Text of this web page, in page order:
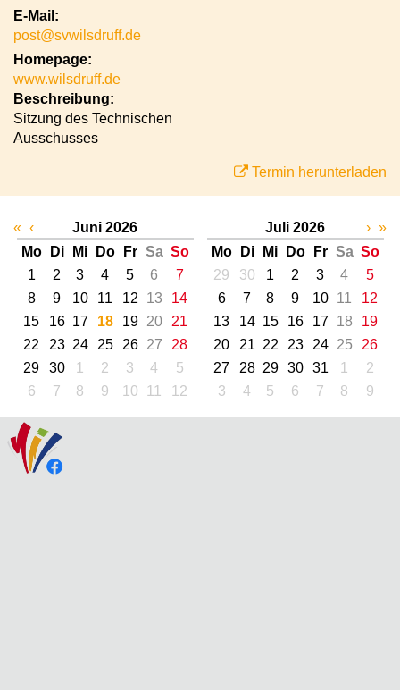
E-Mail:
post@svwilsdruff.de
Homepage:
www.wilsdruff.de
Beschreibung:
Sitzung des Technischen
Ausschusses
Termin herunterladen
« ‹
Juni 2026
Mo
Di Mi Do Fr Sa So
1
2 3 4 5 6
7
8
9 10 11 12 13
14
15
16 17 18 19 20
21
22
23 24 25 26 27
28
29
30 1 2 3 4
5
6
7 8 9 10 11 12
Juli 2026
Mo
Di Mi Do Fr Sa So
29
30 1 2 3 4
5
6
7 8 9 10 11
12
13
14 15 16 17 18
19
20
21 22 23 24 25
26
27
28 29 30 31 1
2
3
4 5 6 7 8 9
› »